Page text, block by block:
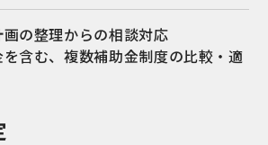
の整理からの相談対応
含む、複数補助金制度の比較・適